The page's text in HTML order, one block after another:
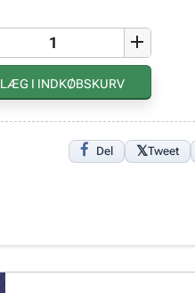
add
LÆG I INDKØBSKURV
Del Tweet